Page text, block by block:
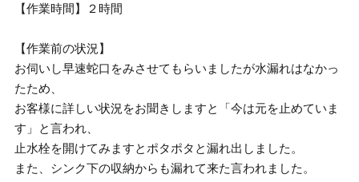
【作業時間】２時間
【作業前の状況】
お伺いし早速蛇口をみさせてもらいましたが水漏れはなかっ
たため、
お客様に詳しい状況をお聞きしますと「今は元を止めていま
す」と言われ、
止水栓を開けてみますとポタポタと漏れ出しました。
また、シンク下の収納からも漏れて来た言われました。